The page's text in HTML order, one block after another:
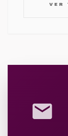
VER
mail